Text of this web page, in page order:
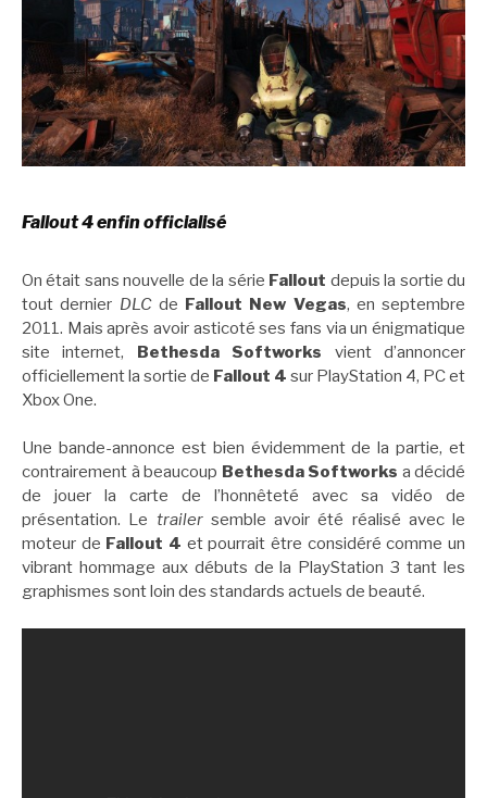
Fallout 4 enfin officialisé
On était sans nouvelle de la série Fallout depuis la sortie du
tout dernier DLCde Fallout New Vegas, en septembre
2011. Mais après avoir asticoté ses fans via un énigmatique
site internet, Bethesda Softworks vient d’annoncer
officiellement la sortie de Fallout 4 sur PlayStation 4, PC et
Xbox One.
Une bande-annonce est bien évidemment de la partie, et
contrairement à beaucoup Bethesda Softworks a décidé
de jouer la carte de l’honnêteté avec sa vidéo de
présentation. Le trailersemble avoir été réalisé avec le
moteur de Fallout 4 et pourrait être considéré comme un
vibrant hommage aux débuts de la PlayStation 3 tant les
graphismes sont loin des standards actuels de beauté.